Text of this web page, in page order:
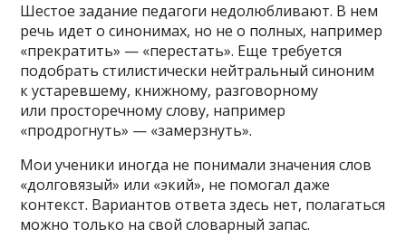
Шестое задание педагоги недолюбливают. В нем
речь идет о синонимах, но не о полных, например
«прекратить» — «перестать». Еще требуется
подобрать стилистически нейтральный синоним
к устаревшему, книжному, разговорному
или просторечному слову, например
«продрогнуть» — «замерзнуть».
Мои ученики иногда не понимали значения слов
«долговязый» или «экий», не помогал даже
контекст. Вариантов ответа здесь нет, полагаться
можно только на свой словарный запас.